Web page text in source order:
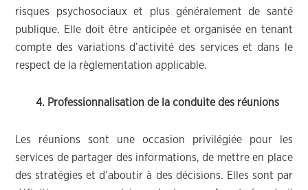
risques psychosociaux et plus généralement de santé
publique. Elle doit être anticipée et organisée en tenant
compte des variations d’activité des services et dans le
respect de la règlementation applicable.
4. Professionnalisation de la conduite des réunions
Les réunions sont une occasion privilégiée pour les
services de partager des informations, de mettre en place
des stratégies et d’aboutir à des décisions. Elles sont par